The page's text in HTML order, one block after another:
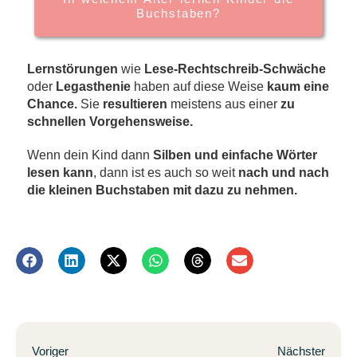
Buchstaben?
Lernstörungen wie Lese-Rechtschreib-Schwäche
oder Legastheniehaben auf diese Weise kaum eine
Chance.Sie resultieren meistens aus einer zu
schnellen Vorgehensweise.
Wenn dein Kind dann Silben und einfache Wörter
lesen kann, dann ist es auch so weit nach und nach
die kleinen Buchstaben mit dazu zu nehmen.
Voriger Nächster